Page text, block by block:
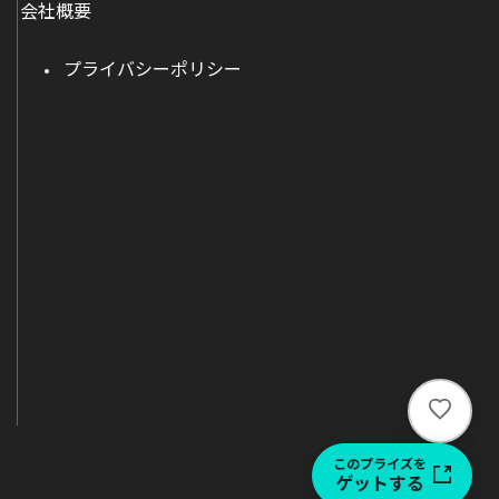
い
ね
このプライズを
ゲットする
会社概要
プライバシーポリシー